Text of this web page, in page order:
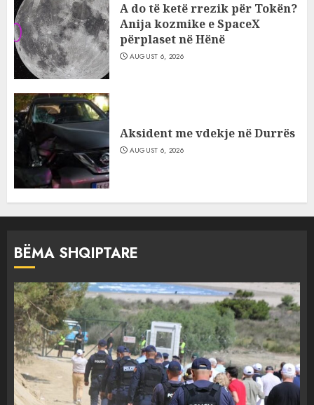
A do të ketë rrezik për Tokën?
Anija kozmike e SpaceX
përplaset në Hënë
AUGUST 6, 2026
Aksident me vdekje në Durrës
AUGUST 6, 2026
BËMA SHQIPTARE